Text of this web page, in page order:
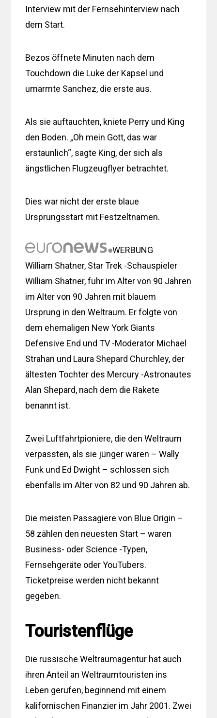
Interview mit der Fernsehinterview nach
dem Start.
Bezos öffnete Minuten nach dem
Touchdown die Luke der Kapsel und
umarmte Sanchez, die erste aus.
Als sie auftauchten, kniete Perry und King
den Boden. „Oh mein Gott, das war
erstaunlich“, sagte King, der sich als
ängstlichen Flugzeugflyer betrachtet.
Dies war nicht der erste blaue
Ursprungsstart mit Festzeltnamen.
WERBUNG
William Shatner, Star Trek -Schauspieler
William Shatner, fuhr im Alter von 90 Jahren
im Alter von 90 Jahren mit blauem
Ursprung in den Weltraum. Er folgte von
dem ehemaligen New York Giants
Defensive End und TV -Moderator Michael
Strahan und Laura Shepard Churchley, der
ältesten Tochter des Mercury -Astronautes
Alan Shepard, nach dem die Rakete
benannt ist.
Zwei Luftfahrtpioniere, die den Weltraum
verpassten, als sie jünger waren – Wally
Funk und Ed Dwight – schlossen sich
ebenfalls im Alter von 82 und 90 Jahren ab.
Die meisten Passagiere von Blue Origin –
58 zählen den neuesten Start – waren
Business- oder Science -Typen,
Fernsehgeräte oder YouTubers.
Ticketpreise werden nicht bekannt
gegeben.
Touristenflüge
Die russische Weltraumagentur hat auch
ihren Anteil an Weltraumtouristen ins
Leben gerufen, beginnend mit einem
kalifornischen Finanzier im Jahr 2001. Zwei